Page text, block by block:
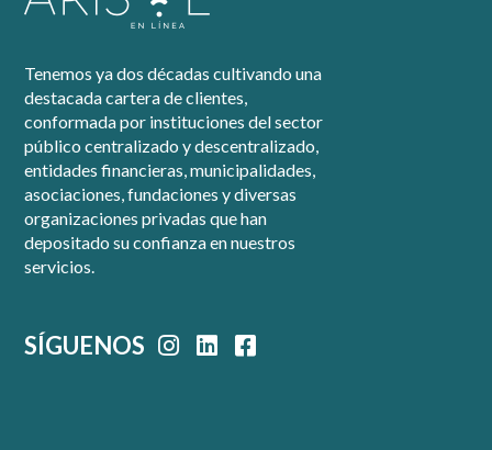
Tenemos ya dos décadas cultivando una
destacada cartera de clientes,
conformada por instituciones del sector
público centralizado y descentralizado,
entidades financieras, municipalidades,
asociaciones, fundaciones y diversas
organizaciones privadas que han
depositado su confianza en nuestros
servicios.
SÍGUENOS